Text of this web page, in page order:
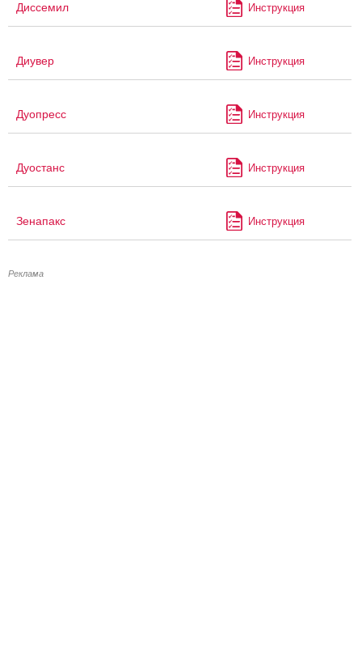
Диссемил Инструкция
Диувер Инструкция
Дуопресс Инструкция
Дуостанс Инструкция
Зенапакс Инструкция
Реклама